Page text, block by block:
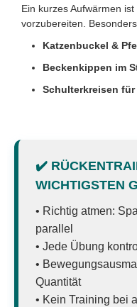
Ein kurzes Aufwärmen
vorzubereiten.
Katzenbuckel &
Beckenkippen im
Schulterkreisen
✔️
WICHTIGSTEN
• Richtig atmen:
parallel
• Jede Übung
•
Quantität
• Kein Training bei